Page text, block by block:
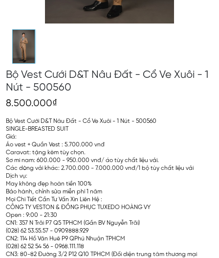
Bộ Vest Cưới D&T Nâu Đất - Cổ Ve Xuôi - 1
Nút - 500560
8.500.000₫
Bộ Vest Cưới D&T Nâu Đất - Cổ Ve Xuôi - 1 Nút - 500560
SINGLE-BREASTED SUIT
Giá:
Áo vest + Quần Vest : 5.700.000 vnđ
Caravat: tặng kèm tùy chọn.
Sơ mi nam: 600.000 - 950.000 vnđ/ áo tùy chất liệu vải.
Các dòng vải khác: 2.700.000 - 7.000.000 vnđ/1 bộ tùy chất liệu vải
Dịch vụ:
May không đẹp hoàn tiền 100%
Bảo hành, chỉnh sửa miễn phí 1 năm
Mọi Chi Tiết Cần Tư Vấn Xin Liên Hệ :
CÔNG TY VESTON & ĐỒNG PHỤC TUXEDO HOÀNG VY
Open : 9:00 - 21:30
CN1: 357 N Trãi P7 Q5 TPHCM (Gần BV Nguyễn Trãi)
(028) 62 53.55.57 - 0909.888.929
CN2: 114 Hồ Văn Huê P9 QPhú Nhuận TPHCM
(028) 62 52 54 56 - 0968.111.118
CN3: 80-82 Đường 3/2 P12 Q10 TPHCM (Đối diện trung tâm thương mại